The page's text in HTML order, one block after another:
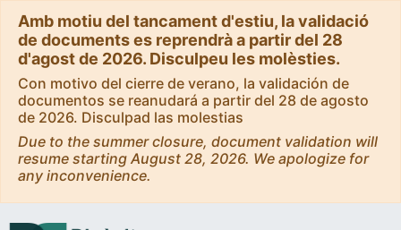
Amb motiu del tancament d'estiu, la validació
de documents es reprendrà a partir del 28
d'agost de 2026. Disculpeu les molèsties.
Con motivo del cierre de verano, la validación de
documentos se reanudará a partir del 28 de agosto
de 2026. Disculpad las molestias
Due to the summer closure, document validation will
resume starting August 28, 2026. We apologize for
any inconvenience.